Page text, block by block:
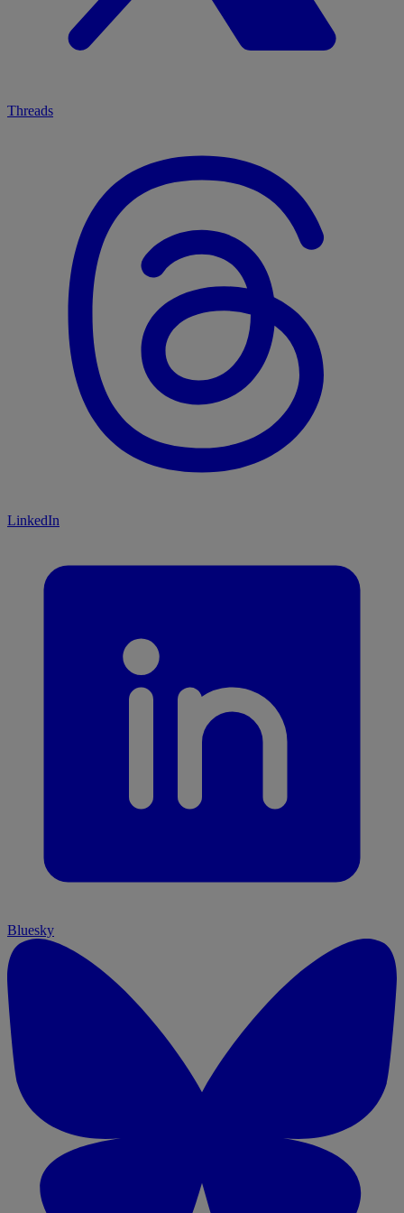
Threads
LinkedIn
Bluesky